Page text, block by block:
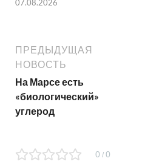
07.08.2026
ПРЕДЫДУЩАЯ
НОВОСТЬ
На Марсе есть
«биологический»
углерод
0 / 0